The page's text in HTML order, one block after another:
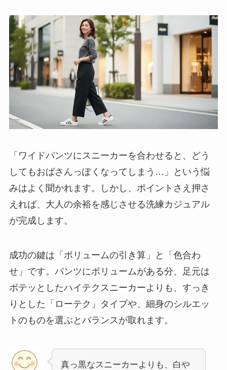
「ワイドパンツにスニーカーを合わせると、どう
してもおばさんっぽくなってしまう…」という悩
みはよく聞かれます。しかし、ポイントさえ押さ
えれば、大人の余裕を感じさせる洗練カジュアル
が完成します。
成功の鍵は「ボリュームの引き算」と「色合わ
せ」です。パンツにボリュームがある分、足元は
ボテッとしたハイテクスニーカーよりも、すっき
りとした「ローテク」タイプや、細身のシルエッ
トのものを選ぶとバランスが取れます。
真っ黒なスニーカーよりも、白や